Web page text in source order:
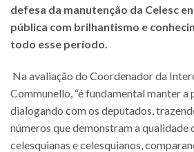
defesa da manutenção da Celesc
pública com brilhantismo e
todo esse período.
Na avaliação do Coordenador da
Communello, “é fundamental manter a
dialogando com os deputados,
números que demonstram a qualidade
celesquianas e celesquianos,